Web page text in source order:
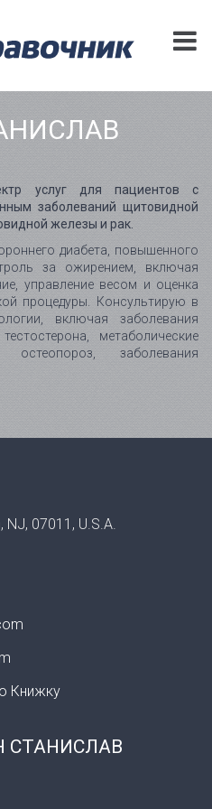
услуг для пациентов с
заболеваний щитовидной
железы и рак.
диабета, повышенного
за ожирением, включая
управление весом и оценка
процедуры. Консультирую в
включая заболевания
метаболические
заболевания
NJ, 07011, U.S.A.
Книжку
СТАНИСЛАВ